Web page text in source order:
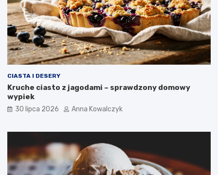
CIASTA I DESERY
Kruche ciasto z jagodami – sprawdzony domowy
wypiek
30 lipca 2026 Anna Kowalczyk